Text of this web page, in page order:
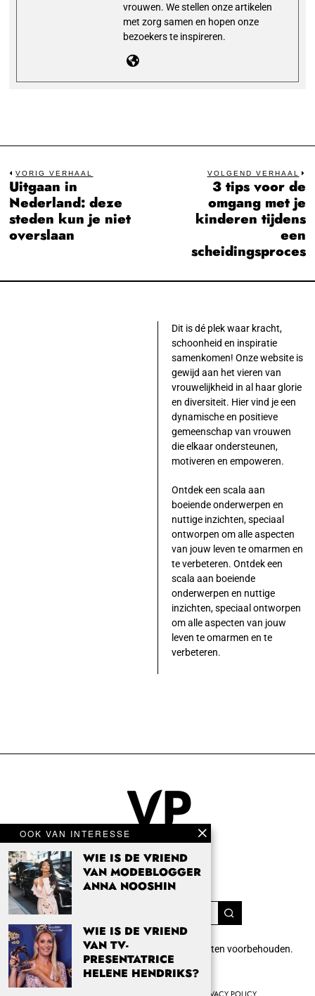
vrouwen. We stellen onze artikelen
met zorg samen en hopen onze
bezoekers te inspireren.
Bericht
navigatie
VORIG VERHAAL
Previous
post:
Uitgaan in
Nederland: deze
steden kun je niet
overslaan
VOLGEND VERHAAL
3 tips voor de
omgang met je
kinderen tijdens
een
scheidingsproces
OOK VAN INTERESSE
WIE IS DE VRIEND
VAN MODEBLOGGER
ANNA NOOSHIN
WIE IS DE VRIEND
VAN TV-
PRESENTATRICE
HELENE HENDRIKS?
Dit is dé plek waar kracht,
schoonheid en inspiratie
samenkomen! Onze website is
gewijd aan het vieren van
vrouwelijkheid in al haar glorie
en diversiteit. Hier vind je een
dynamische en positieve
gemeenschap van vrouwen
die elkaar ondersteunen,
motiveren en empoweren.
Ontdek een scala aan
boeiende onderwerpen en
nuttige inzichten, speciaal
ontworpen om alle aspecten
van jouw leven te omarmen en
te verbeteren. Ontdek een
scala aan boeiende
onderwerpen en nuttige
inzichten, speciaal ontworpen
om alle aspecten van jouw
leven te omarmen en te
verbeteren.
Copyright 2024 Vrouwenpassie.nl. Alle rechten voorbehouden.
info@vrouwenpassie.nl.
PRIVACY POLICY